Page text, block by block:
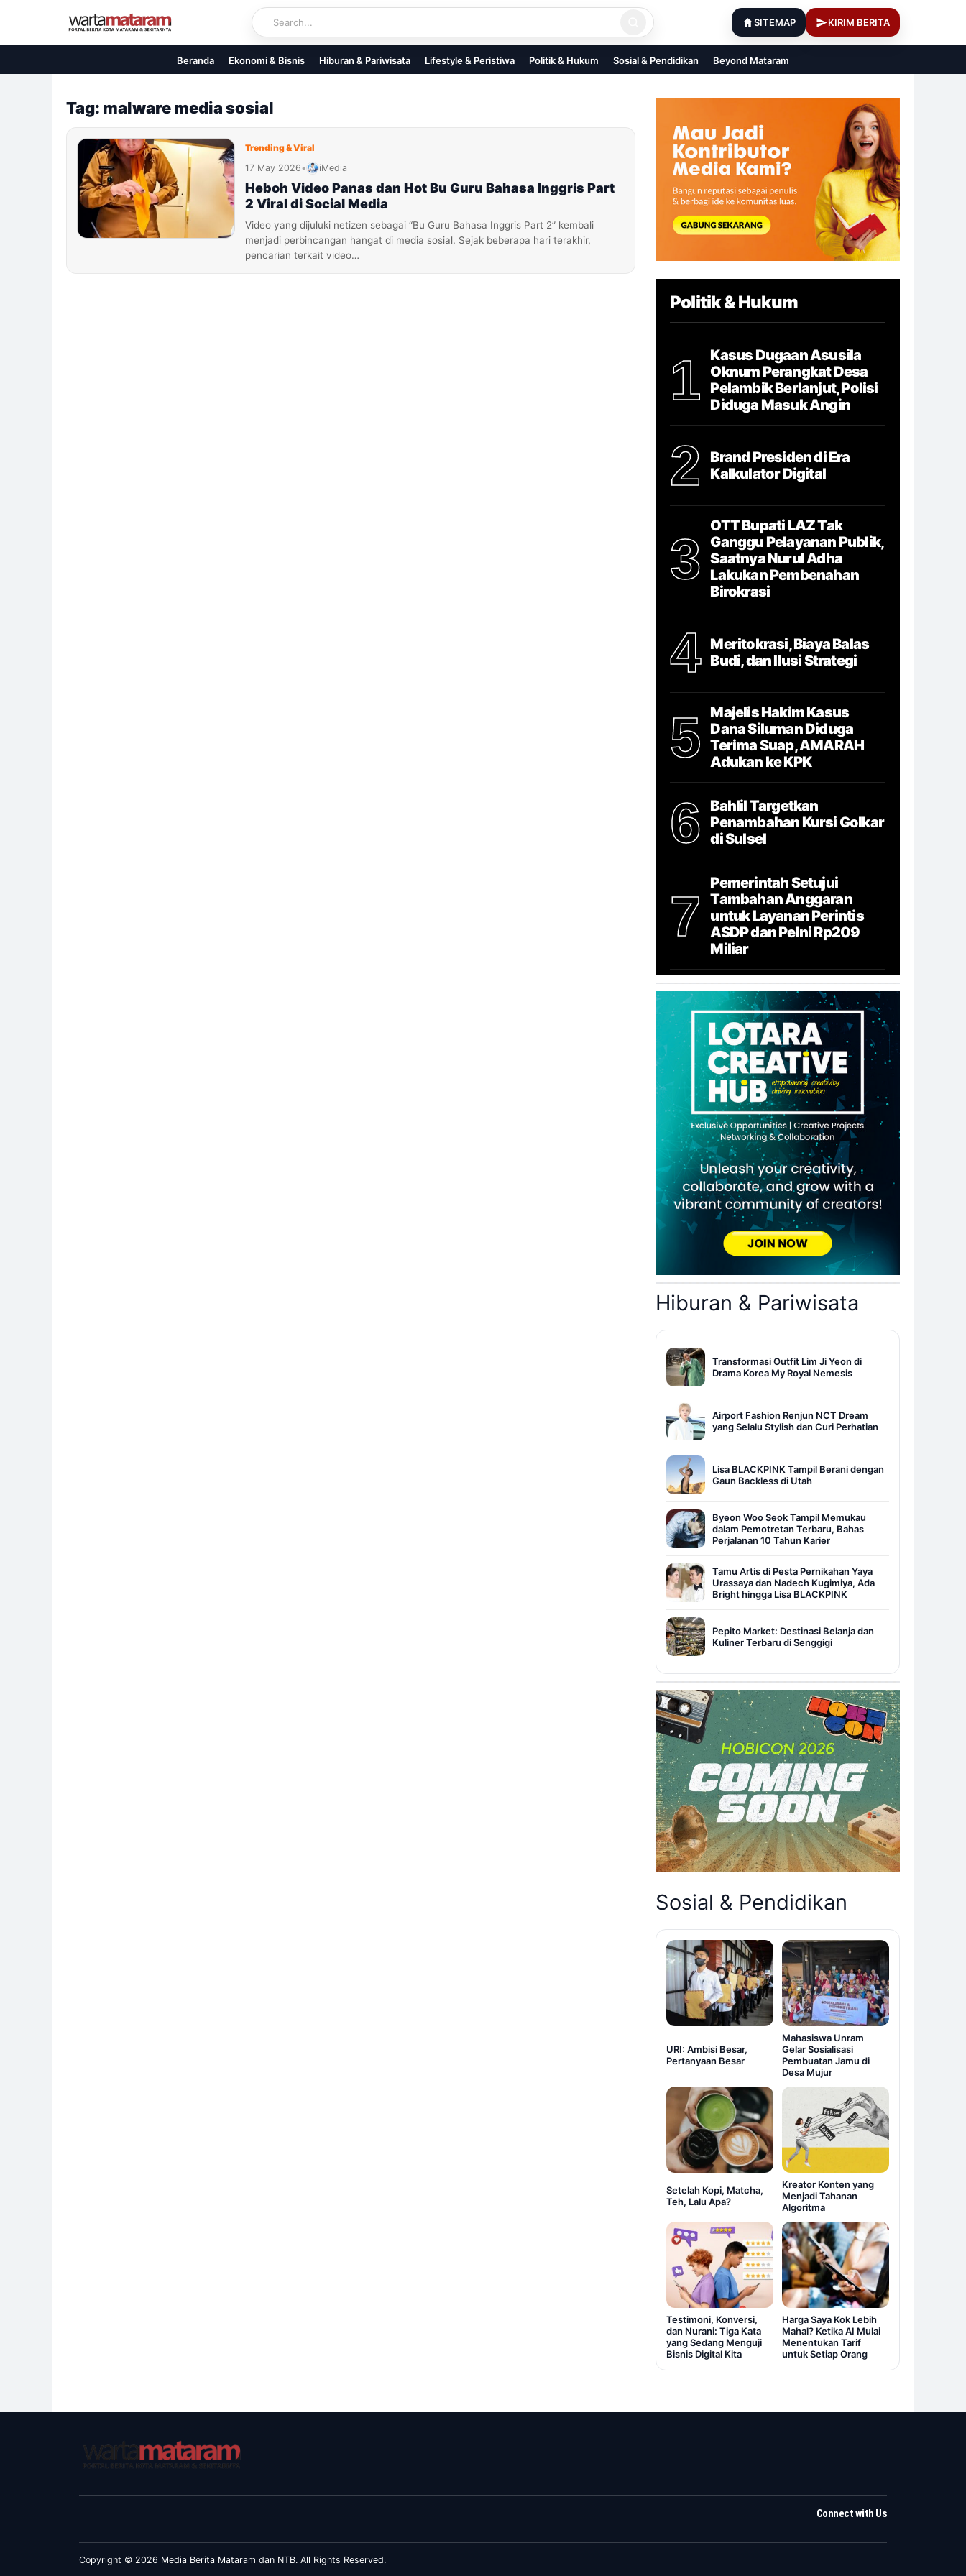
content
SITEMAP KIRIM BERITA
Beranda Ekonomi & Bisnis Hiburan & Pariwisata Lifestyle & Peristiwa Politik & Hukum Sosial & Pendidikan Beyond Mataram
Tag: malware media sosial
Trending & Viral
17 May 2026• iMedia
Heboh Video Panas dan Hot Bu Guru Bahasa Inggris Part
2 Viral di Social Media
Video yang dijuluki netizen sebagai “Bu Guru Bahasa Inggris Part 2” kembali
menjadi perbincangan hangat di media sosial. Sejak beberapa hari terakhir,
pencarian terkait video…
Politik & Hukum
1
Kasus Dugaan Asusila
Oknum Perangkat Desa
Pelambik Berlanjut, Polisi
Diduga Masuk Angin
2
Brand Presiden di Era
Kalkulator Digital
3
OTT Bupati LAZ Tak
Ganggu Pelayanan Publik,
Saatnya Nurul Adha
Lakukan Pembenahan
Birokrasi
4
Meritokrasi, Biaya Balas
Budi, dan Ilusi Strategi
5
Majelis Hakim Kasus
Dana Siluman Diduga
Terima Suap, AMARAH
Adukan ke KPK
6
Bahlil Targetkan
Penambahan Kursi Golkar
di Sulsel
7
Pemerintah Setujui
Tambahan Anggaran
untuk Layanan Perintis
ASDP dan Pelni Rp209
Miliar
Hiburan & Pariwisata
Transformasi Outfit Lim Ji Yeon di
Drama Korea My Royal Nemesis
Airport Fashion Renjun NCT Dream
yang Selalu Stylish dan Curi Perhatian
Lisa BLACKPINK Tampil Berani dengan
Gaun Backless di Utah
Byeon Woo Seok Tampil Memukau
dalam Pemotretan Terbaru, Bahas
Perjalanan 10 Tahun Karier
Tamu Artis di Pesta Pernikahan Yaya
Urassaya dan Nadech Kugimiya, Ada
Bright hingga Lisa BLACKPINK
Pepito Market: Destinasi Belanja dan
Kuliner Terbaru di Senggigi
Sosial & Pendidikan
URI: Ambisi Besar,
Pertanyaan Besar
Mahasiswa Unram
Gelar Sosialisasi
Pembuatan Jamu di
Desa Mujur
Setelah Kopi, Matcha,
Teh, Lalu Apa?
Kreator Konten yang
Menjadi Tahanan
Algoritma
Testimoni, Konversi,
dan Nurani: Tiga Kata
yang Sedang Menguji
Bisnis Digital Kita
Harga Saya Kok Lebih
Mahal? Ketika AI Mulai
Menentukan Tarif
untuk Setiap Orang
Connect with Us
Copyright © 2026 Media Berita Mataram dan NTB. All Rights Reserved.